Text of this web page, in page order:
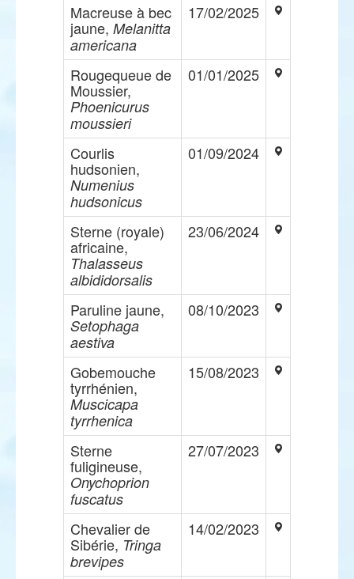
Macreuse à bec
jaune, Melanitta
americana
17/02/2025
Rougequeue de
Moussier,
Phoenicurus
moussieri
01/01/2025
Courlis
hudsonien,
Numenius
hudsonicus
01/09/2024
Sterne (royale)
africaine,
Thalasseus
albididorsalis
23/06/2024
Paruline jaune,
Setophaga
aestiva
08/10/2023
Gobemouche
tyrrhénien,
Muscicapa
tyrrhenica
15/08/2023
Sterne
fuligineuse,
Onychoprion
fuscatus
27/07/2023
Chevalier de
Sibérie, Tringa
brevipes
14/02/2023